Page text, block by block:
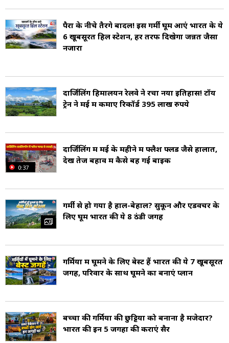
पर 1007 महिलाएं था, जो भारत के औसत से बेहतर
है. यहां की साक्षरता दर 93.9% है, जिसमें पुरुष साक्षरता
96.4% और महिला साक्षरता 91.3% दर्ज की गई.
यहां के अनुसूचित जनजाति समुदायों की हिस्सेदारी
22.4% और अनुसूचित जातियों की 7.7% है. करीब 21%
आबादी झुग्गी-झोपड़ियों में निवास करती है. दार्जिलिंग की
अर्थव्यवस्था का लगभग पूरा आधार चाय उत्पादन और
पर्यटन पर निर्भर है.
दार्जिलिंग की पहचान उसकी विश्व प्रसिद्ध दार्जिलिंग टी से
है. यह चाय अपने सुगंध, स्वाद और गुणवत्ता के लिए
विश्वभर में जानी जाती है.
चाय के पौधों से पत्तियाँ प्रायः महिलाएं तोड़ती हैं, जबकि
और पैक करते हैं.
दार्जिलिंग की चाय को “चायों की शैम्पेन (Champagne
of Teas)” कहा जाता है.
दार्जिलिंग में पर्यटन पूरे वर्ष चलता है, लेकिन दो प्रमुख
पैरों के नीचे तैरेंगे बादल! इस गर्मी घूम आएं भारत के ये
6 खूबसूरत हिल स्टेशन, हर तरफ दिखेगा जन्नत जैसा
नजारा
दार्जिलिंग हिमालयन रेलवे ने रचा नया इतिहास! टॉय
ट्रेन ने मई में कमाए रिकॉर्ड 395 लाख रुपये
0:37
दार्जिलिंग में मई के महीने में फ्लैश फ्लड जैसे हालात,
देखें तेज बहाव में कैसे बह गई बाइक
गर्मी से हो गया है हाल-बेहाल? सुकून और एडवेंचर के
लिए घूमें भारत की ये 8 ठंडी जगहें
गर्मियों में घूमने के लिए बेस्ट हैं भारत की ये 7 खूबसूरत
जगहें, परिवार के साथ घूमने का बनाएं प्लान
बच्चों की गर्मियों की छुट्टियों को बनाना है मजेदार?
भारत की इन 5 जगहों की कराएं सैर